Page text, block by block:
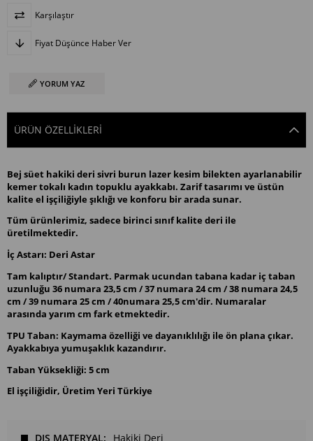
Karşılaştır
Fiyat Düşünce Haber Ver
YORUM YAZ
ÜRÜN ÖZELLIKLERI
Bej süet hakiki deri sivri burun lazer kesim bilekten ayarlanabilir
kemer tokalı kadın topuklu ayakkabı. Zarif tasarımı ve üstün
kalite el işçiliğiyle şıklığı ve konforu bir arada sunar.
Tüm ürünlerimiz, sadece birinci sınıf kalite deri ile
üretilmektedir.
İç Astarı: Deri Astar
Tam kalıptır/ Standart. Parmak ucundan tabana kadar iç taban
uzunluğu 36 numara 23,5 cm / 37 numara 24 cm / 38 numara 24,5
cm / 39 numara 25 cm / 40numara 25,5 cm'dir. Numaralar
arasında yarım cm fark etmektedir.
TPU Taban: Kaymama özelliği ve dayanıklılığı ile ön plana çıkar.
Ayakkabıya yumuşaklık kazandırır.
Taban Yüksekliği: 5 cm
El işçiliğidir, Üretim Yeri Türkiye
DIŞ MATERYAL
Hakiki Deri